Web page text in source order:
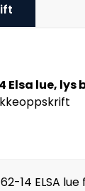
Elsa lue, lys
14 ELSA